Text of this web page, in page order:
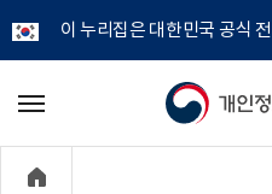
이 누리집은 대한민국 공식
개
메
기